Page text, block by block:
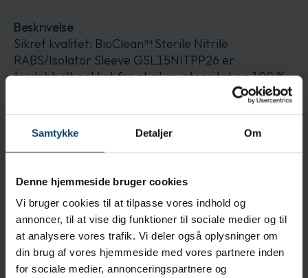
Samtykke Detaljer Om
Denne hjemmeside bruger cookies
Vi bruger cookies til at tilpasse vores indhold og
annoncer, til at vise dig funktioner til sociale medier og til
at analysere vores trafik. Vi deler også oplysninger om
din brug af vores hjemmeside med vores partnere inden
for sociale medier, annonceringspartnere og
Beskrivelse
Sikret kvalitet: BioClean™ Sterile Nitrile
RABS/Isolator Sleeve GSL15NITPP26 er
tredobbelt pakket for at sikre integritet og 100 %
Anvendelse
nitrilbeskyttelsesærmer er kompatible med en
lang række manchet-systemer og udvider
beskyttelsesdækningen til armen
Specifikationer
Renrumsklassificering:
KLASSE 100/ISO 5 OG EU GMP KLASSE